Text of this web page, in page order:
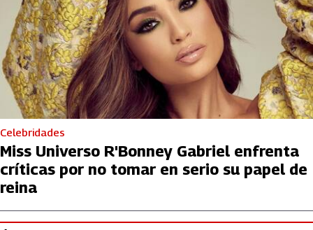
Celebridades
Miss Universo R'Bonney Gabriel enfrenta
críticas por no tomar en serio su papel de
reina